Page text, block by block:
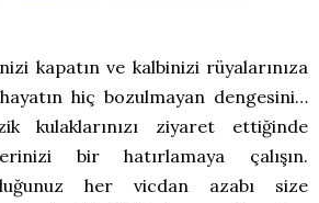
kapatın ve kalbinizi rüyalarınıza
hiç bozulmayan dengesini…
kulaklarınızı ziyaret ettiğinde
bir hatırlamaya çalışın.
her vicdan azabı size